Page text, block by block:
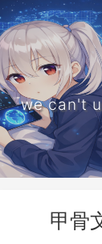
we can't
甲骨